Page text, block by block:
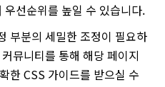
선순위를 높일 수 있습니다.
부분의 세밀한 조정이 필요하
뮤니티를 통해 해당 페이지
한 CSS 가이드를 받으실 수